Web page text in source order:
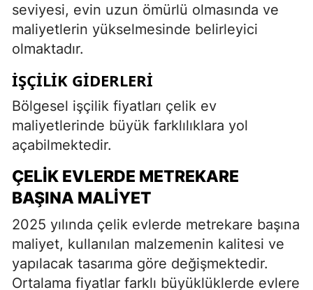
seviyesi, evin uzun ömürlü olmasında ve
maliyetlerin yükselmesinde belirleyici
olmaktadır.
İŞÇILIK GIDERLERI
Bölgesel işçilik fiyatları çelik ev
maliyetlerinde büyük farklılıklara yol
açabilmektedir.
ÇELIK EVLERDE METREKARE
BAŞINA MALIYET
2025 yılında çelik evlerde metrekare başına
maliyet, kullanılan malzemenin kalitesi ve
yapılacak tasarıma göre değişmektedir.
Ortalama fiyatlar farklı büyüklüklerde evlere